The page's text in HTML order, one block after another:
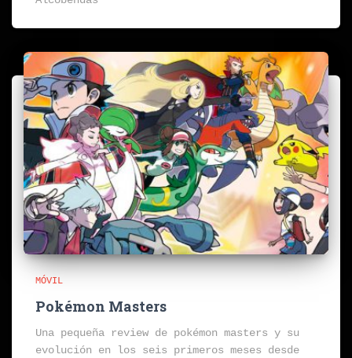
MÓVIL
Pokémon Masters
Una pequeña review de pokémon masters y su
evolución en los seis primeros meses desde